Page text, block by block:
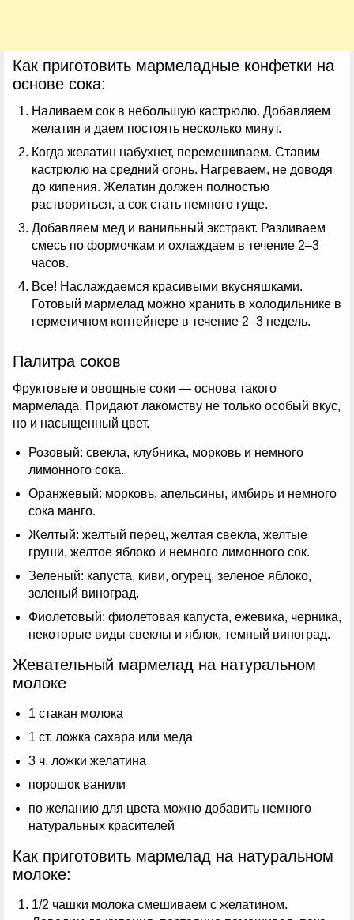
Как приготовить мармеладные конфетки на
основе сока:
Наливаем сок в небольшую кастрюлю. Добавляем
желатин и даем постоять несколько минут.
Когда желатин набухнет, перемешиваем. Ставим
кастрюлю на средний огонь. Нагреваем, не доводя
до кипения. Желатин должен полностью
раствориться, а сок стать немного гуще.
Добавляем мед и ванильный экстракт. Разливаем
смесь по формочкам и охлаждаем в течение 2–3
часов.
Все! Наслаждаемся красивыми вкусняшками.
Готовый мармелад можно хранить в холодильнике в
герметичном контейнере в течение 2–3 недель.
Палитра соков
Фруктовые и овощные соки — основа такого
мармелада. Придают лакомству не только особый вкус,
но и насыщенный цвет.
Розовый: свекла, клубника, морковь и немного
лимонного сока.
Оранжевый: морковь, апельсины, имбирь и немного
сока манго.
Желтый: желтый перец, желтая свекла, желтые
груши, желтое яблоко и немного лимонного сок.
Зеленый: капуста, киви, огурец, зеленое яблоко,
зеленый виноград.
Фиолетовый: фиолетовая капуста, ежевика, черника,
некоторые виды свеклы и яблок, темный виноград.
Жевательный мармелад на натуральном
молоке
1 стакан молока
1 ст. ложка сахара или меда
3 ч. ложки желатина
порошок ванили
по желанию для цвета можно добавить немного
натуральных красителей
Как приготовить мармелад на натуральном
молоке:
1/2 чашки молока смешиваем с желатином.